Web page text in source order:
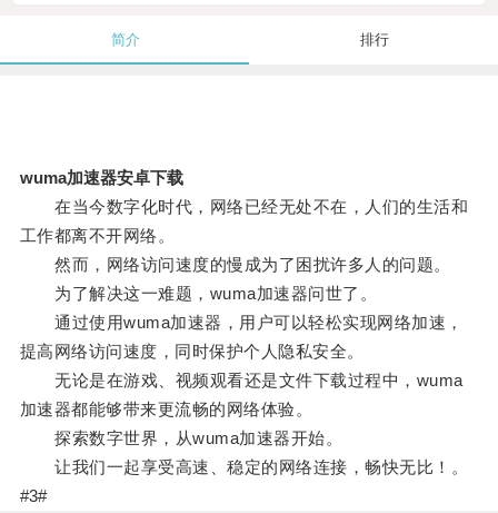
简介 排行
wuma加速器安卓下载
在当今数字化时代，网络已经无处不在，人们的生活和
工作都离不开网络。
然而，网络访问速度的慢成为了困扰许多人的问题。
为了解决这一难题，wuma加速器问世了。
通过使用wuma加速器，用户可以轻松实现网络加速，
提高网络访问速度，同时保护个人隐私安全。
无论是在游戏、视频观看还是文件下载过程中，wuma
加速器都能够带来更流畅的网络体验。
探索数字世界，从wuma加速器开始。
让我们一起享受高速、稳定的网络连接，畅快无比！。
#3#